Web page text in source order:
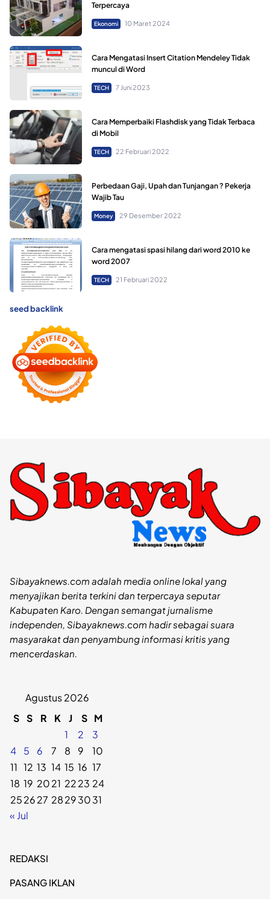
Terpercaya
Ekonomi 10 Maret 2024
Cara Mengatasi Insert Citation Mendeley Tidak
muncul di Word
TECH 7 Juni 2023
Cara Memperbaiki Flashdisk yang Tidak Terbaca
di Mobil
TECH 22 Februari 2022
Perbedaan Gaji, Upah dan Tunjangan ? Pekerja
Wajib Tau
Money 29 Desember 2022
Cara mengatasi spasi hilang dari word 2010 ke
word 2007
TECH 21 Februari 2022
seed backlink
Sibayaknews.com adalah media online lokal yang
menyajikan berita terkini dan terpercaya seputar
Kabupaten Karo. Dengan semangat jurnalisme
independen, Sibayaknews.com hadir sebagai suara
masyarakat dan penyambung informasi kritis yang
mencerdaskan.
Agustus 2026
S S R K J S M
1
2
3
4
5 6 7 8 9
10
11 12 13 14 15 16 17
18 19 2021 2223 24
252627 28293031
« Jul
REDAKSI
PASANG IKLAN